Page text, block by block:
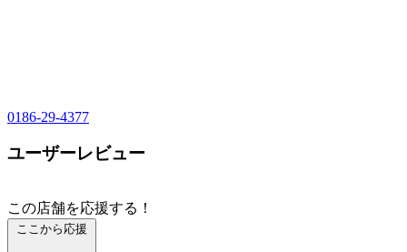
0186-29-4377
ユーザーレビュー
この店舗を応援する！
ここから応援